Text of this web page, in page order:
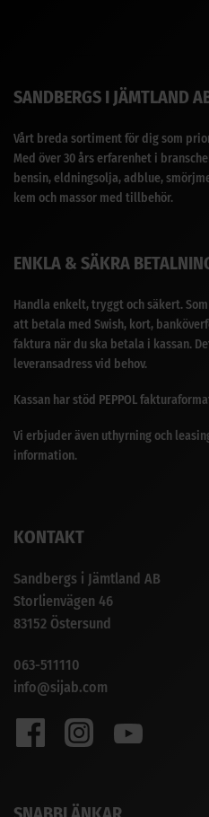
SANDBERGS I JÄMTLAND
Vårt breda sortiment för dig som
Med över 30 års erfarenhet i
bensin, eldningsolja, adblue,
kem och massor med tillbehör.
ENKLA & SÄKRA
Handla enkelt, tryggt och säkert.
att betala med Swish, kort,
faktura när du ska betala i kassan.
leveransadress vid behov.
Kassan har stöd PEPPOL
Vi erbjuder även uthyrning och
information.
KONTAKT
Sandbergs i Jämtland AB
Storlienvägen 46
83152 Östersund
063-511110
info@sijab.com